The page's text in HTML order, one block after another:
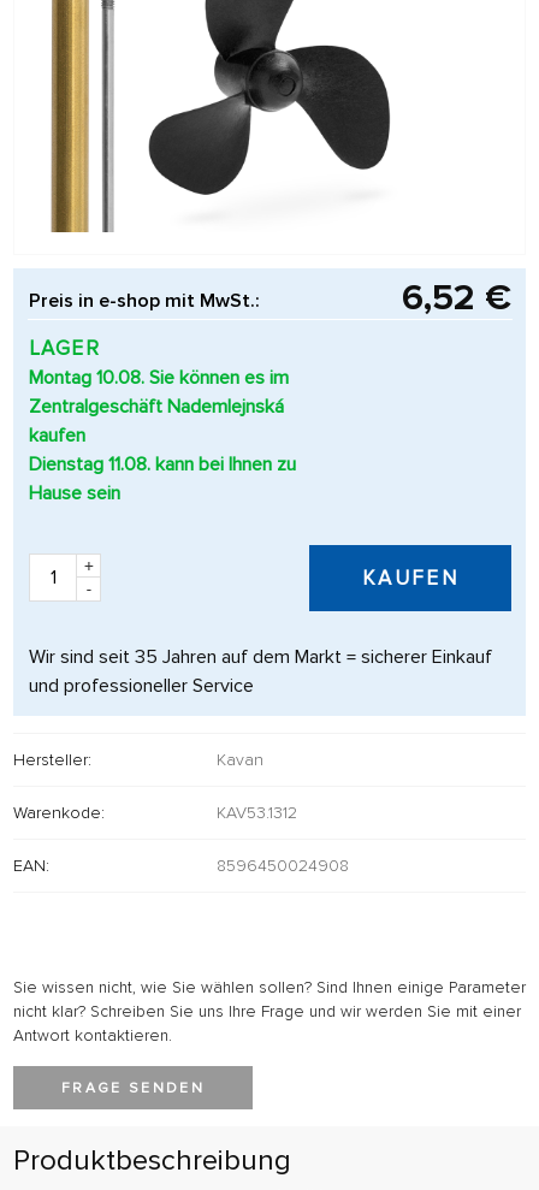
Preis in e-shop mit MwSt.: 6,52 €
LAGER
Montag 10.08. Sie können es im
Zentralgeschäft Nademlejnská
kaufen
Dienstag 11.08. kann bei Ihnen zu
Hause sein
+
-
KAUFEN
Wir sind seit 35 Jahren auf dem Markt = sicherer Einkauf
und professioneller Service
Hersteller: Kavan
Warenkode: KAV53.1312
EAN: 8596450024908
Sie wissen nicht, wie Sie wählen sollen? Sind Ihnen einige Parameter
nicht klar? Schreiben Sie uns Ihre Frage und wir werden Sie mit einer
Antwort kontaktieren.
FRAGE SENDEN
Produktbeschreibung